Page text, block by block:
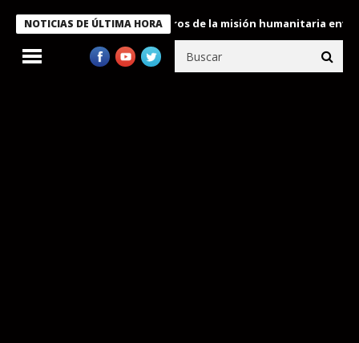
NOTICIAS DE ÚLTIMA HORA
condecora a miembros de la misión humanitaria enviada a